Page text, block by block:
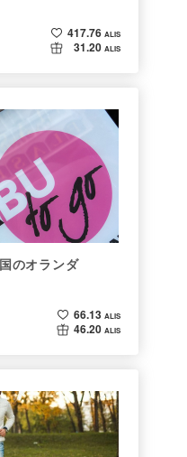
417.76 ALIS
31.20 ALIS
のオランダ
66.13 ALIS
46.20 ALIS